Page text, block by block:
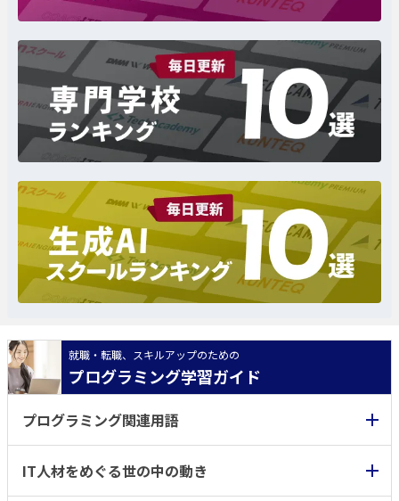
就職・転職、スキルアップのための
プログラミング学習ガイド
プログラミング関連用語
IT人材をめぐる世の中の動き